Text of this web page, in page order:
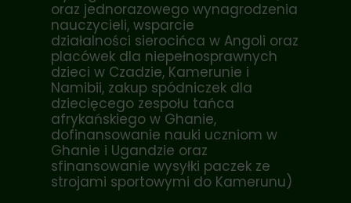
oraz jednorazowego wynagrodzenia
nauczycieli, wsparcie
działalności sierocińca w Angoli oraz
placówek dla niepełnosprawnych
dzieci w Czadzie, Kamerunie i
Namibii, zakup spódniczek dla
dziecięcego zespołu tańca
afrykańskiego w Ghanie,
dofinansowanie nauki uczniom w
Ghanie i Ugandzie oraz
sfinansowanie wysyłki paczek ze
strojami sportowymi do Kamerunu)